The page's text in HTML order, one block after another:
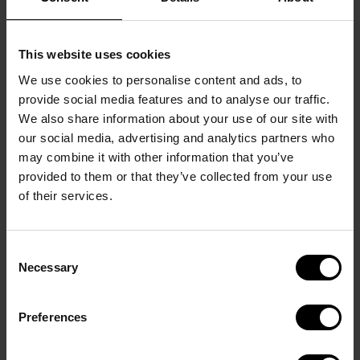
This website uses cookies
We use cookies to personalise content and ads, to
provide social media features and to analyse our traffic.
We also share information about your use of our site with
our social media, advertising and analytics partners who
may combine it with other information that you’ve
provided to them or that they’ve collected from your use
of their services.
Selection
Necessary
Preferences
turnering indgået samarbejds- og leverandøraftaler.
Behandlingsgrundlaget for personoplysningerne
vil i dette tilfælde således være artikel 6, stk. 1, litra b.
I en række andre tilfælde, er der ikke indgået
samarbejds- og leverandøraftaler. I den forbindelse
er behandlingsgrundlaget interesseafvejningsregel
i artikel 6, stk. 1, litra f.
opbevares i på til 6 måneder efter endt samarbejds-
samarbejds- eller leverandøraftale, opbevares
personoplysninger i 12 måneder fra tidspunktet for
seneste samarbejde/leverance i forbindelse med